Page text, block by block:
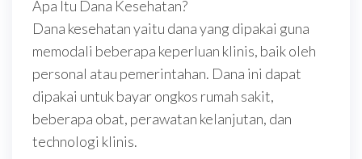
Apa Itu Dana Kesehatan?
Dana kesehatan yaitu dana yang dipakai guna
memodali beberapa keperluan klinis, baik oleh
personal atau pemerintahan. Dana ini dapat
dipakai untuk bayar ongkos rumah sakit,
beberapa obat, perawatan kelanjutan, dan
technologi klinis.